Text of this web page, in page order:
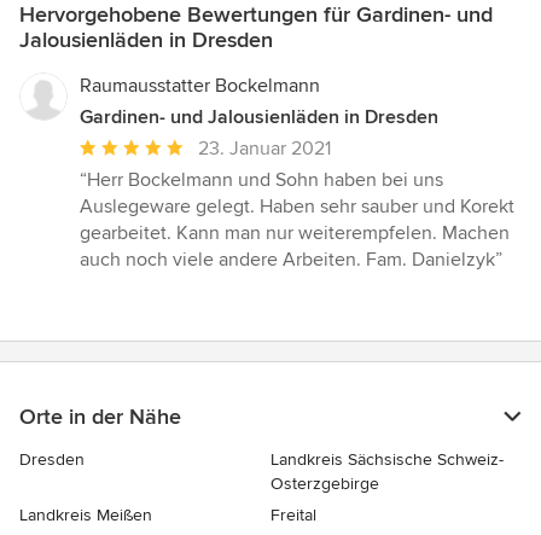
Hervorgehobene Bewertungen für Gardinen- und
Jalousienläden in Dresden
Raumausstatter Bockelmann
Gardinen- und Jalousienläden in Dresden
Durchschnittliche
Bewertung:
5
von
5
23. Januar 2021
“Herr Bockelmann und Sohn haben bei uns
Auslegeware gelegt. Haben sehr sauber und Korekt
gearbeitet. Kann man nur weiterempfelen. Machen
auch noch viele andere Arbeiten. Fam. Danielzyk”
Orte in der Nähe
Dresden
Landkreis Sächsische Schweiz-
Osterzgebirge
Landkreis Meißen
Freital